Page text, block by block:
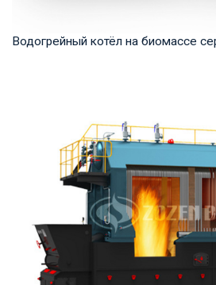
Водогрейный котёл на биомассе